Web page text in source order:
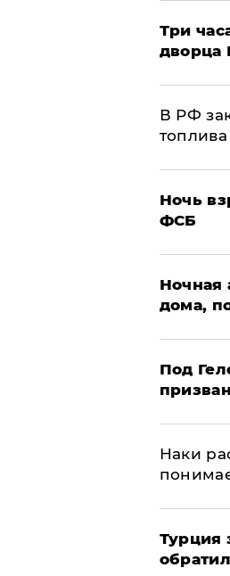
Три
дворца
​В РФ
​Ночь
ФСБ
​Ночная
дома,
Под
Наки
Турция